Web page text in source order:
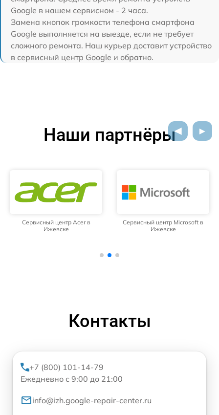
Google в нашем сервисном - 2 часа.
Замена кнопок громкости телефона смартфона
Google выполняется на выезде, если не требует
сложного ремонта. Наш курьер доставит устройство
в сервисный центр Google и обратно.
Наши партнёры
Сервисный центр Acer в
Ижевске
Сервисный центр Microsoft в
Ижевске
Контакты
+7 (800) 101-14-79
Ежедневно с 9:00 до 21:00
info@izh.google-repair-center.ru